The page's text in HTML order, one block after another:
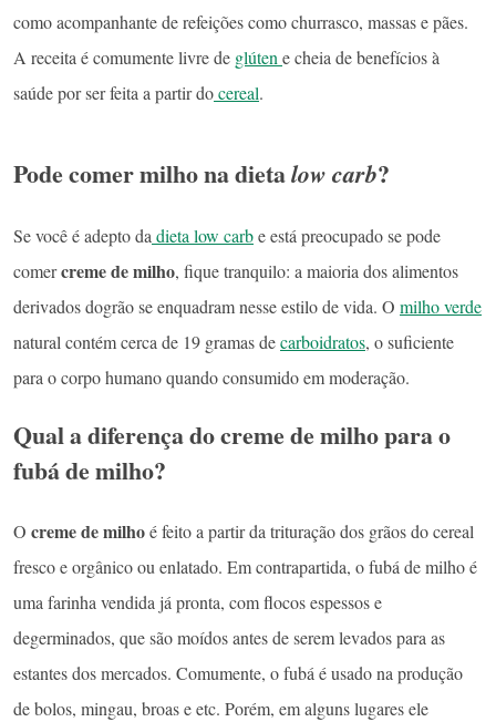
como acompanhante de refeições como churrasco, massas e pães.
A receita é comumente livre de glúten e cheia de benefícios à
saúde por ser feita a partir docereal.
Pode comer milho na dietalow carb?
Se você é adepto da dieta low carbe está preocupado se pode
comercreme de milho, fique tranquilo: a maioria dos alimentos
derivados dogrão se enquadram nesse estilo de vida. O milho verde
natural contém cerca de 19 gramas decarboidratos, o suficiente
para o corpo humano quando consumido em moderação.
Qual a diferença do creme de milho para o
fubá de milho?
O creme de milhoé feito a partir da trituração dos grãos do cereal
fresco e orgânico ou enlatado. Em contrapartida, o fubá de milho é
uma farinha vendida já pronta, com flocos espessos e
degerminados, que são moídos antes de serem levados para as
estantes dos mercados. Comumente, o fubá é usado na produção
de bolos, mingau, broas e etc. Porém, em alguns lugares ele